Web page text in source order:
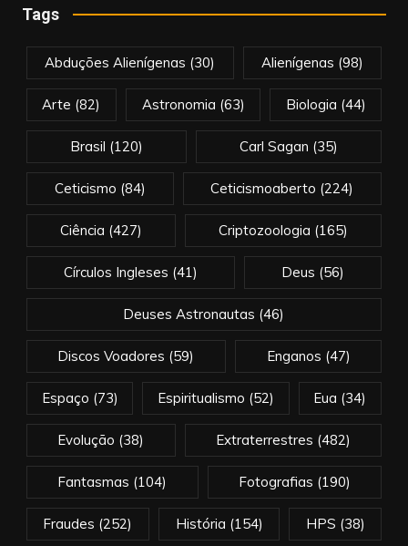
Tags
Abduções Alienígenas (30) Alienígenas (98)
Arte (82) Astronomia (63) Biologia (44)
Brasil (120) Carl Sagan (35)
Ceticismo (84) Ceticismoaberto (224)
Ciência (427) Criptozoologia (165)
Círculos Ingleses (41) Deus (56)
Deuses Astronautas (46)
Discos Voadores (59) Enganos (47)
Espaço (73) Espiritualismo (52) Eua (34)
Evolução (38) Extraterrestres (482)
Fantasmas (104) Fotografias (190)
Fraudes (252) História (154) HPS (38)